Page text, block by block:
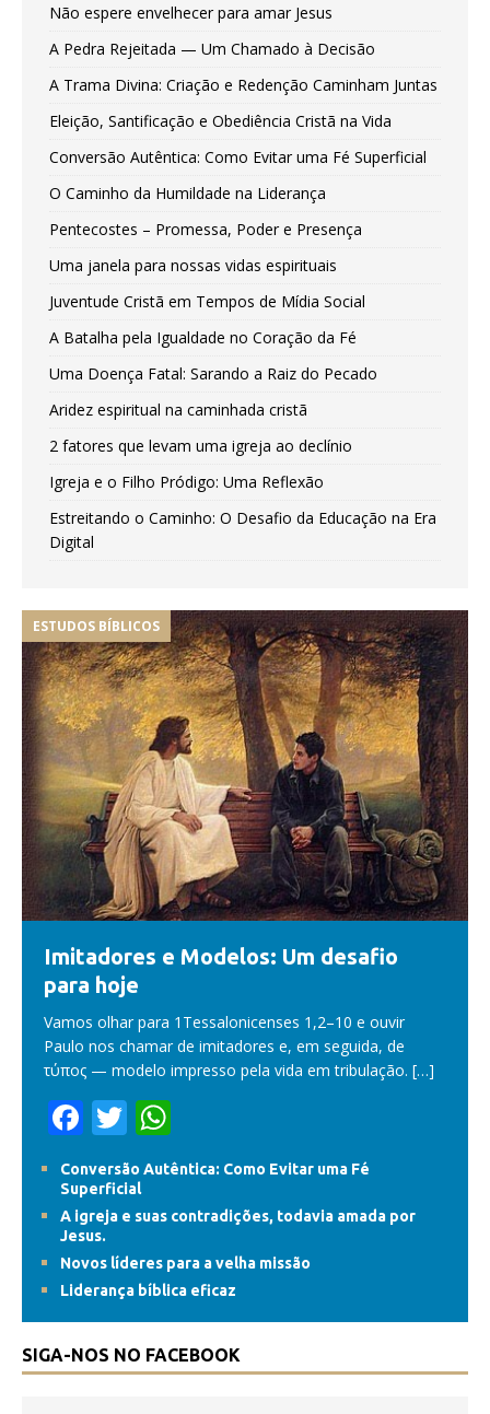
Não espere envelhecer para amar Jesus
A Pedra Rejeitada — Um Chamado à Decisão
A Trama Divina: Criação e Redenção Caminham Juntas
Eleição, Santificação e Obediência Cristã na Vida
Conversão Autêntica: Como Evitar uma Fé Superficial
O Caminho da Humildade na Liderança
Pentecostes – Promessa, Poder e Presença
Uma janela para nossas vidas espirituais
Juventude Cristã em Tempos de Mídia Social
A Batalha pela Igualdade no Coração da Fé
Uma Doença Fatal: Sarando a Raiz do Pecado
Aridez espiritual na caminhada cristã
2 fatores que levam uma igreja ao declínio
Igreja e o Filho Pródigo: Uma Reflexão
Estreitando o Caminho: O Desafio da Educação na Era
Digital
ESTUDOS BÍBLICOS
Imitadores e Modelos: Um desafio
para hoje
Vamos olhar para 1Tessalonicenses 1,2–10 e ouvir
Paulo nos chamar de imitadores e, em seguida, de
τύπος — modelo impresso pela vida em tribulação. […]
F
e
b
o
o
k
T
w
itt
er
h
at
s
A
p
p
Conversão Autêntica: Como Evitar uma Fé
Superficial
A igreja e suas contradições, todavia amada por
Jesus.
Novos líderes para a velha missão
Liderança bíblica eficaz
SIGA-NOS NO FACEBOOK